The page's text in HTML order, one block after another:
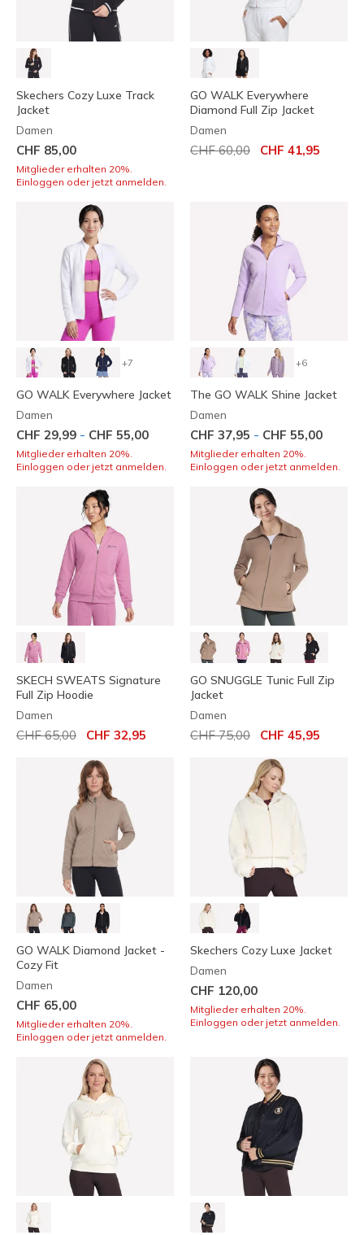
Skechers Cozy Luxe Track
Jacket
Damen
CHF 85,00
Mitglieder erhalten 20%.
Einloggen oder jetzt anmelden.
GO WALK Everywhere
Diamond Full Zip Jacket
Damen
Reduziert von
CHF 60,00 auf
CHF 41,95
+7
GO WALK Everywhere Jacket
Damen
CHF 29,99 - CHF 55,00
Mitglieder erhalten 20%.
Einloggen oder jetzt anmelden.
+6
The GO WALK Shine Jacket
Damen
CHF 37,95 - CHF 55,00
Mitglieder erhalten 20%.
Einloggen oder jetzt anmelden.
SKECH SWEATS Signature
Full Zip Hoodie
Damen
Reduziert von
CHF 65,00 auf
CHF 32,95
GO SNUGGLE Tunic Full Zip
Jacket
Damen
Reduziert von
CHF 75,00 auf
CHF 45,95
GO WALK Diamond Jacket -
Cozy Fit
Damen
CHF 65,00
Mitglieder erhalten 20%.
Einloggen oder jetzt anmelden.
Skechers Cozy Luxe Jacket
Damen
CHF 120,00
Mitglieder erhalten 20%.
Einloggen oder jetzt anmelden.